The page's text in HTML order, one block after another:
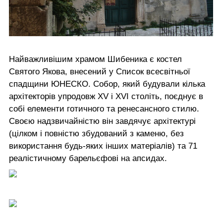
Найважливішим храмом Шибеника є костел
Святого Якова, внесений у Список всесвітньої
спадщини ЮНЕСКО. Собор, який будували кілька
архітекторів упродовж XV і XVI століть, поєднує в
собі елементи готичного та ренесансного стилю.
Своєю надзвичайністю він завдячує архітектурі
(цілком і повністю збудований з каменю, без
використання будь-яких інших матеріалів) та 71
реалістичному барельєфові на апсидах.